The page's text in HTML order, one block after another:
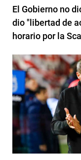
El Gobierno no
dio "libertad de
horario por la